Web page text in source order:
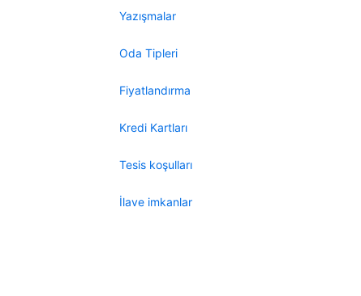
Yazışmalar
Oda Tipleri
Fiyatlandırma
Kredi Kartları
Tesis koşulları
İlave imkanlar